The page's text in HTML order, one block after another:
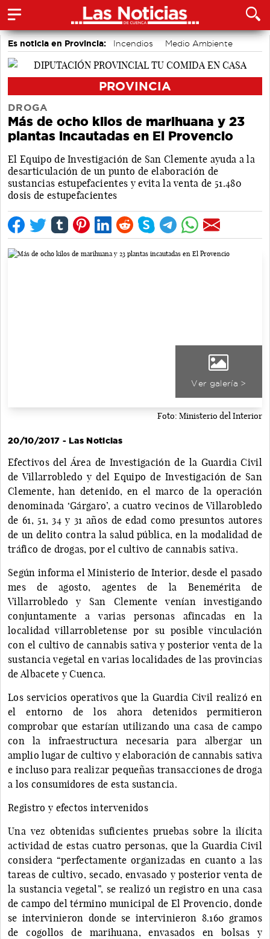
Es noticia en Provincia: Incendios Medio Ambiente
PROVINCIA
DROGA
Más de ocho kilos de marihuana y 23
plantas incautadas en El Provencio
El Equipo de Investigación de San Clemente ayuda a la
desarticulación de un punto de elaboración de
sustancias estupefacientes y evita la venta de 51.480
dosis de estupefacientes
Ver galería >
Foto: Ministerio del Interior
20/10/2017 - Las Noticias
Efectivos del Área de Investigación de la Guardia Civil
de Villarrobledo y del Equipo de Investigación de San
Clemente, han detenido, en el marco de la operación
denominada ‘Gárgaro’, a cuatro vecinos de Villarobledo
de 61, 51, 34 y 31 años de edad como presuntos autores
de un delito contra la salud pública, en la modalidad de
tráfico de drogas, por el cultivo de cannabis sativa.
Según informa el Ministerio de Interior, desde el pasado
mes de agosto, agentes de la Benemérita de
Villarrobledo y San Clemente venían investigando
conjuntamente a varias personas afincadas en la
localidad villarrobletense por su posible vinculación
con el cultivo de cannabis sativa y posterior venta de la
sustancia vegetal en varias localidades de las provincias
de Albacete y Cuenca.
Los servicios operativos que la Guardia Civil realizó en
el entorno de los ahora detenidos permitieron
comprobar que estarían utilizando una casa de campo
con la infraestructura necesaria para albergar un
amplio lugar de cultivo y elaboración de cannabis sativa
e incluso para realizar pequeñas transacciones de droga
a los consumidores de esta sustancia.
Registro y efectos intervenidos
Una vez obtenidas suficientes pruebas sobre la ilícita
actividad de estas cuatro personas, que la Guardia Civil
considera “perfectamente organizadas en cuanto a las
tareas de cultivo, secado, envasado y posterior venta de
la sustancia vegetal”, se realizó un registro en una casa
de campo del término municipal de El Provencio, donde
se intervinieron donde se intervinieron 8.160 gramos
de cogollos de marihuana, envasados en bolsas y